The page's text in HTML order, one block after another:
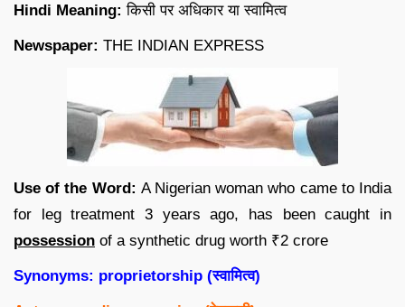
Hindi Meaning: किसी पर अधिकार या स्वामित्व
Newspaper: THE INDIAN EXPRESS
Use of the Word: A Nigerian woman who came to India
for leg treatment 3 years ago, has been caught in
possession of a synthetic drug worth ₹2 crore
Synonyms: proprietorship (स्वामित्व)